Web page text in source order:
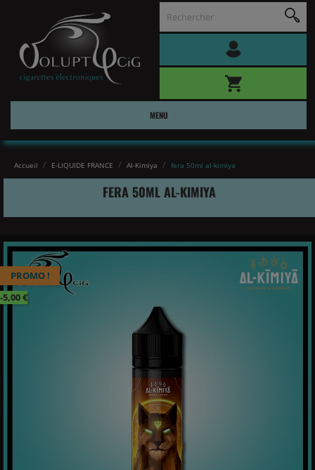
MENU
Accueil E-LIQUIDE FRANCE Al-Kimiya fera 50ml al-kimiya
FERA 50ML AL-KIMIYA
PROMO !
-5,00 €